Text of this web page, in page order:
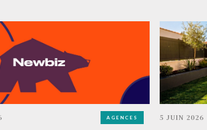
AGENCES 5 JUIN 2026